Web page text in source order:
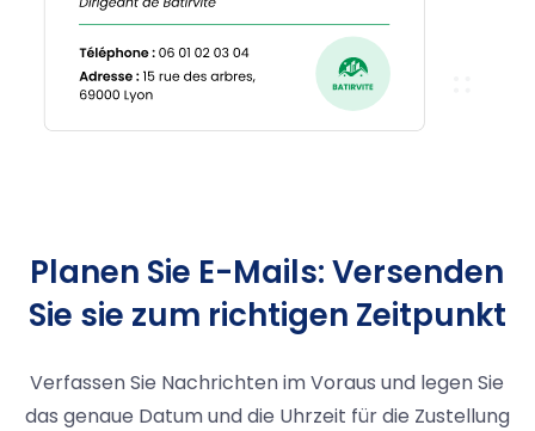
Planen Sie E-Mails: Versenden
Sie sie zum richtigen Zeitpunkt
Verfassen Sie Nachrichten im Voraus und legen Sie
das genaue Datum und die Uhrzeit für die Zustellung